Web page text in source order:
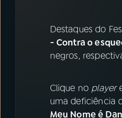
PRÊMIO RÁDIO MEC
ACOMPANHE A RÁDIO MEC
Instagram
Destaques do
- Contra o
negros,
Clique no player
uma deficiência
Meu Nome é